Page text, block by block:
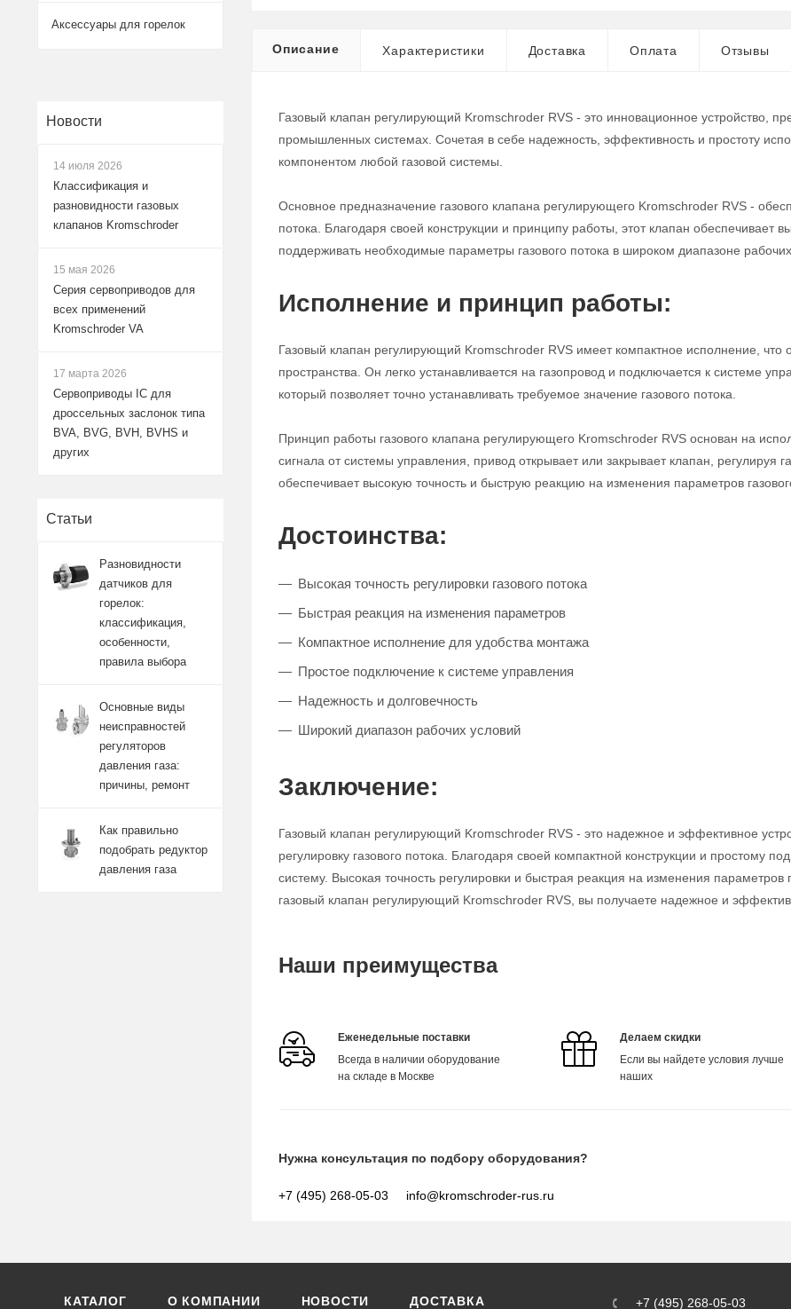
Описание Характеристики Доставка Оплата Отзывы
Газовый клапан регулирующий Kromschroder RVS - это инновационное устройство,
промышленных системах. Сочетая в себе надежность, эффективность и простоту
компонентом любой газовой системы.
Основное предназначение газового клапана регулирующего Kromschroder RVS -
потока. Благодаря своей конструкции и принципу работы, этот клапан обеспечивает
поддерживать необходимые параметры газового потока в широком диапазоне рабочих
Исполнение и принцип работы:
Газовый клапан регулирующий Kromschroder RVS имеет компактное исполнение, что
пространства. Он легко устанавливается на газопровод и подключается к системе
который позволяет точно устанавливать требуемое значение газового потока.
Принцип работы газового клапана регулирующего Kromschroder RVS основан на
сигнала от системы управления, привод открывает или закрывает клапан, регулируя
обеспечивает высокую точность и быструю реакцию на изменения параметров
Достоинства:
Высокая точность регулировки газового потока
Быстрая реакция на изменения параметров
Компактное исполнение для удобства монтажа
Простое подключение к системе управления
Надежность и долговечность
Широкий диапазон рабочих условий
Заключение:
Газовый клапан регулирующий Kromschroder RVS - это надежное и эффективное
регулировку газового потока. Благодаря своей компактной конструкции и простому
систему. Высокая точность регулировки и быстрая реакция на изменения
газовый клапан регулирующий Kromschroder RVS, вы получаете надежное и
Наши преимущества
Еженедельные поставки
Всегда в наличии оборудование
на складе в Москве
Делаем скидки
Если вы найдете условия лучше
наших
Нужна консультация по подбору оборудования?
+7 (495) 268-05-03 info@kromschroder-rus.ru
Аксессуары для горелок
Новости
14 июля 2026
Классификация и
разновидности газовых
клапанов Kromschroder
15 мая 2026
Серия сервоприводов для
всех применений
Kromschroder VA
17 марта 2026
Сервоприводы IC для
дроссельных заслонок типа
BVA, BVG, BVH, BVHS и
других
Статьи
Разновидности
датчиков для
горелок:
классификация,
особенности,
правила выбора
Основные виды
неисправностей
регуляторов
давления газа:
причины, ремонт
Как правильно
подобрать редуктор
давления газа
КАТАЛОГ О КОМПАНИИ НОВОСТИ ДОСТАВКА +7 (495) 268-05-03